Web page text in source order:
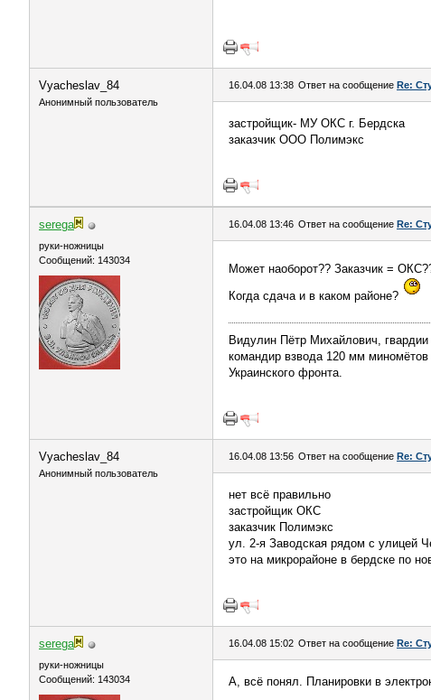
Vyacheslav_84
Анонимный пользователь
16.04.08 13:38 Ответ на сообщение Re:
застройщик- МУ ОКС г. Бердска
заказчик ООО Полимэкс
serega
руки-ножницы
Сообщений: 143034
16.04.08 13:46 Ответ на сообщение Re:
Может наоборот?? Заказчик =
Когда сдача и в каком районе?
Видулин Пётр Михайлович, гвардии
командир взвода 120 мм миномётов
Украинского фронта.
Vyacheslav_84
Анонимный пользователь
16.04.08 13:56 Ответ на сообщение Re:
нет всё правильно
застройщик ОКС
заказчик Полимэкс
ул. 2-я Заводская рядом с улицей
это на микрорайоне в бердске по
serega
руки-ножницы
Сообщений: 143034
16.04.08 15:02 Ответ на сообщение Re:
А, всё понял. Планировки в